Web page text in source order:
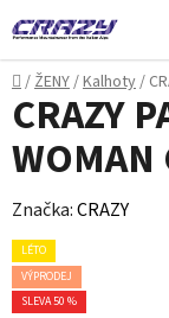
na
obsah
Domů
/ŽENY/Kalhoty/
CRAZY
WOMAN
Značka:CRAZY
LÉTO
VÝPRODEJ
SLEVA 50 %